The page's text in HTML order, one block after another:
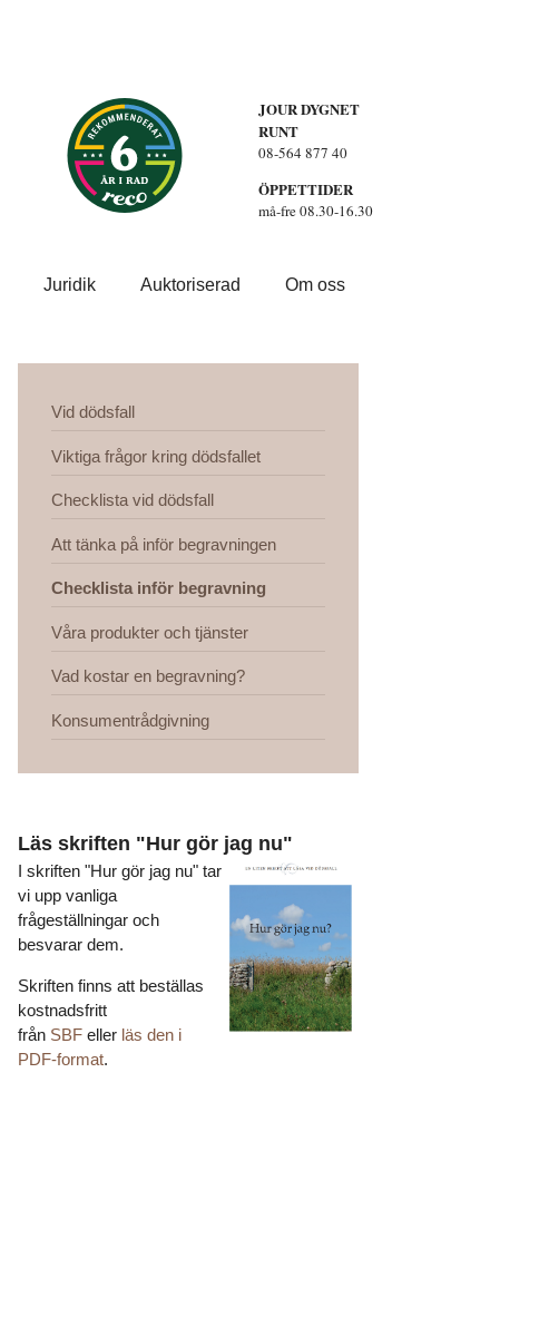
JOUR DYGNET
RUNT
08-564 877 40
ÖPPETTIDER
må-fre 08.30-16.30
Juridik Auktoriserad Om oss
Vid dödsfall
Viktiga frågor kring dödsfallet
Checklista vid dödsfall
Att tänka på inför begravningen
Checklista inför begravning
Våra produkter och tjänster
Vad kostar en begravning?
Konsumentrådgivning
Läs skriften "Hur gör jag nu"
I skriften "Hur gör jag nu" tar
vi upp vanliga
frågeställningar och
besvarar dem.
Skriften finns att beställas
kostnadsfritt
från SBF eller läs den i
PDF-format.